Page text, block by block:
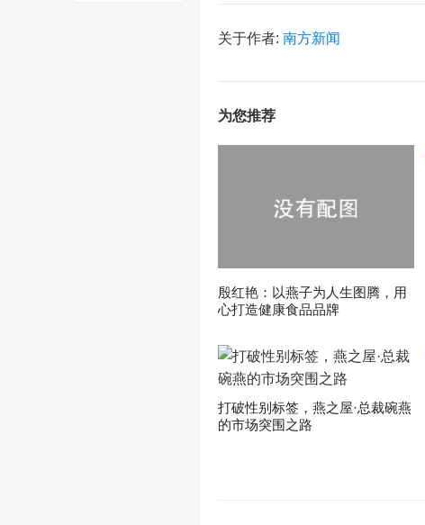
关于作者: 南方新闻
为您推荐
殷红艳：以燕子为人生图腾，用
心打造健康食品品牌
打破性别标签，燕之屋·总裁碗燕
的市场突围之路